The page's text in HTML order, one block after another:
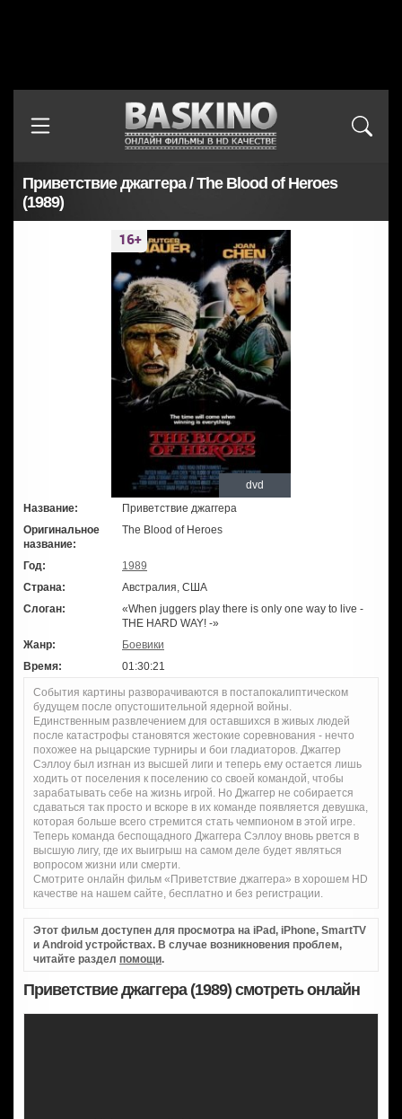
Приветствие джаггера / The Blood of Heroes
(1989)
dvd
Название:
Приветствие джаггера
Оригинальное
название:
The Blood of Heroes
Год:
1989
Страна:
Австралия, США
Слоган:
«When juggers play there is only one way to live -
THE HARD WAY! -»
Жанр:
Боевики
Время:
01:30:21
События картины разворачиваются в постапокалиптическом
будущем после опустошительной ядерной войны.
Единственным развлечением для оставшихся в живых людей
после катастрофы становятся жестокие соревнования - нечто
похожее на рыцарские турниры и бои гладиаторов. Джаггер
Сэллоу был изгнан из высшей лиги и теперь ему остается лишь
ходить от поселения к поселению со своей командой, чтобы
зарабатывать себе на жизнь игрой. Но Джаггер не собирается
сдаваться так просто и вскоре в их команде появляется девушка,
которая больше всего стремится стать чемпионом в этой игре.
Теперь команда беспощадного Джаггера Сэллоу вновь рвется в
высшую лигу, где их выигрыш на самом деле будет являться
вопросом жизни или смерти.
Смотрите онлайн фильм «Приветствие джаггера» в хорошем HD
качестве на нашем сайте, бесплатно и без регистрации.
Этот фильм доступен для просмотра на iPad, iPhone, SmartTV
и Android устройствах. В случае возникновения проблем,
читайте раздел помощи.
Приветствие джаггера (1989) смотреть онлайн